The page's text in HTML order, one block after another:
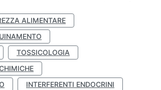
ALIMENTARE
TOSSICOLOGIA
INTERFERENTI ENDOCRINI